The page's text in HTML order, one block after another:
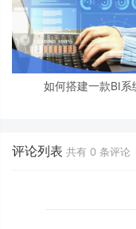
如何搭建一款BI系
评论列表 共有 0 条评论